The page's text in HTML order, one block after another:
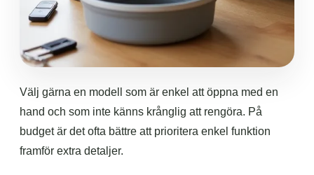
Välj gärna en modell som är enkel att öppna med en
hand och som inte känns krånglig att rengöra. På
budget är det ofta bättre att prioritera enkel funktion
framför extra detaljer.